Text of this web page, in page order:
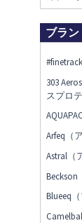
ブラ
#finetrack
303
スプロ
Arfeq（
Astral（
Beckson
Blueeq